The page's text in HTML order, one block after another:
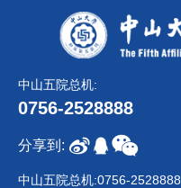
中山五院总机:
0756-2528888
分享到:
中山五院总机:0756-2528888